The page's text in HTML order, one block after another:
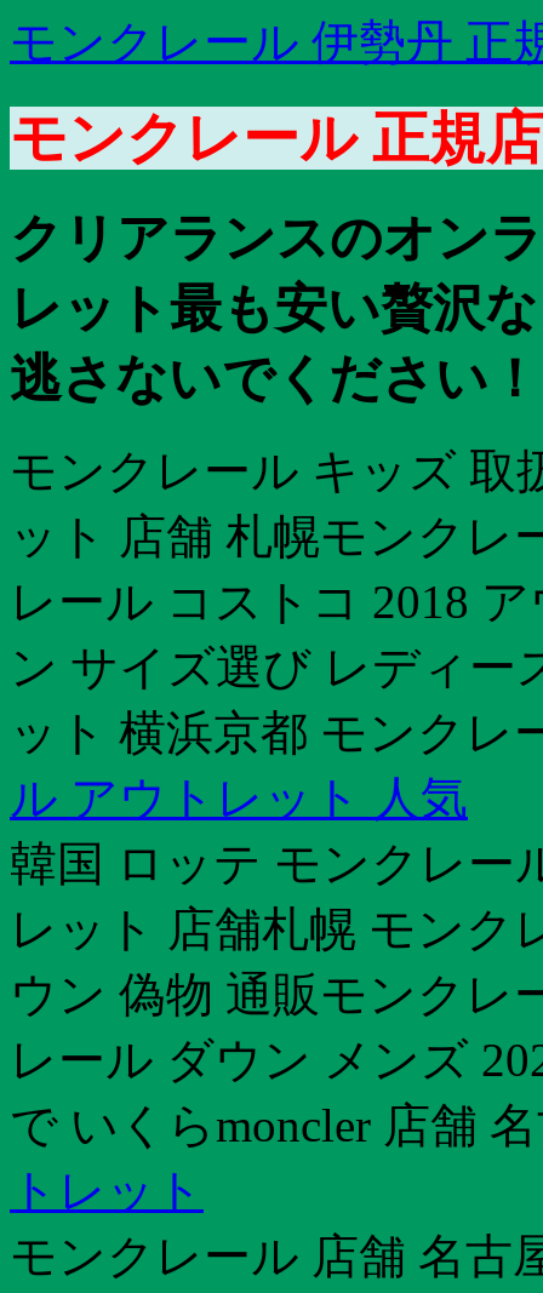
モンクレール 伊勢丹 正
モンクレール 正規
クリアランスのオン
レット最も安い贅沢
逃さないでください！
モンクレール キッズ 取
ット 店舗 札幌モンクレ
レール コストコ 2018
ン サイズ選び レディー
ット 横浜京都 モンクレ
ル アウトレット 人気
韓国 ロッテ モンクレー
レット 店舗札幌 モンク
ウン 偽物 通販モンクレ
レール ダウン メンズ
で いくらmoncler 店舗
トレット
モンクレール 店舗 名古